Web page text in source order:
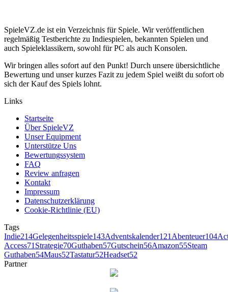
SpieleVZ.de ist ein Verzeichnis für Spiele. Wir veröffentlichen
regelmäßig Testberichte zu Indiespielen, bekannten Spielen und
auch Spieleklassikern, sowohl für PC als auch Konsolen.
Wir bringen alles sofort auf den Punkt! Durch unsere übersichtliche
Bewertung und unser kurzes Fazit zu jedem Spiel weißt du sofort ob
sich der Kauf des Spiels lohnt.
Links
Startseite
Über SpieleVZ
Unser Equipment
Unterstütze Uns
Bewertungssystem
FAQ
Review anfragen
Kontakt
Impressum
Datenschutzerklärung
Cookie-Richtlinie (EU)
Tags
Indie214Gelegenheitsspiele143Adventskalender121 Abenteuer104
Access71 Strategie70Guthaben57Gutschein56Amazon55Steam
Guthaben54Maus52Tastatur52Headset52
Partner